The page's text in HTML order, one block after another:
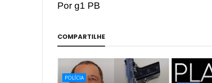
Por g1 PB
COMPARTILHE
POLÍCIA